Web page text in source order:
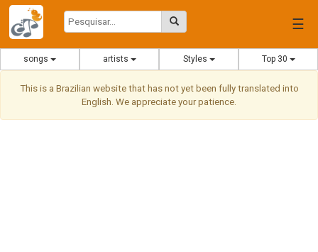
☰
songs artists Styles Top 30
This is a Brazilian website that has not yet been fully translated into
English. We appreciate your patience.